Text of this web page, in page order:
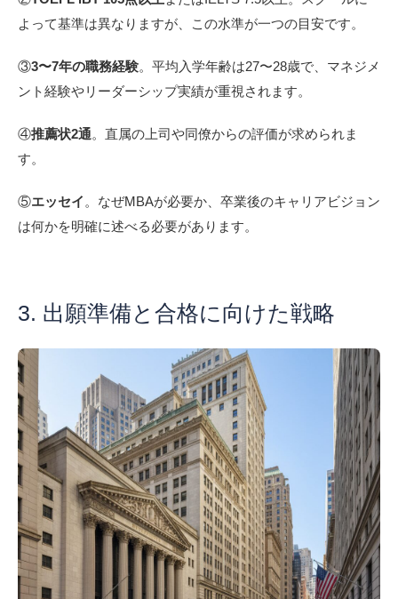
よって基準は異なりますが、この水準が一つの目安です。
③3〜7年の職務経験。平均入学年齢は27〜28歳で、マネジメ
ント経験やリーダーシップ実績が重視されます。
④推薦状2通。直属の上司や同僚からの評価が求められま
す。
⑤エッセイ 。なぜMBAが必要か、卒業後のキャリアビジョン
は何かを明確に述べる必要があります。
3. 出願準備と合格に向けた戦略